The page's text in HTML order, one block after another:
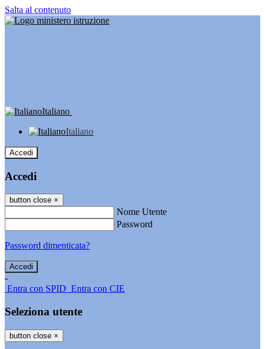
Salta al contenuto
Italiano
Italiano
Accedi
Accedi
button close ×
Nome Utente
Password
Password dimenticata?
-
Entra con SPID Entra con CIE
Seleziona utente
button close ×